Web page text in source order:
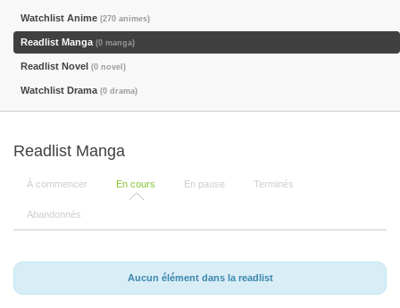
Watchlist Anime (270 animes)
Readlist Manga (0 manga)
Readlist Novel (0 novel)
Watchlist Drama (0 drama)
Readlist Manga
À commencer En cours En pause Terminés
Abandonnés
Aucun élément dans la readlist